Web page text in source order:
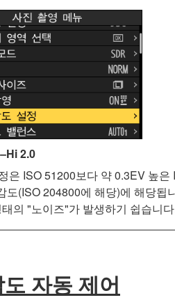
2.0
은 ISO 51200보다 약 0.3EV 높
도(ISO 204800에 해당)에 해당
의 "노이즈"가 발생하기 쉽습니
자동 제어